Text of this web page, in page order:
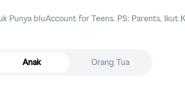
Punya bluAccount for Teens. PS: Parents, Ikut
Anak Orang Tua